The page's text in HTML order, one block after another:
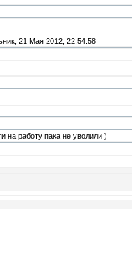
21 Мая 2012, 22:54:58
на работу пака не уволили )